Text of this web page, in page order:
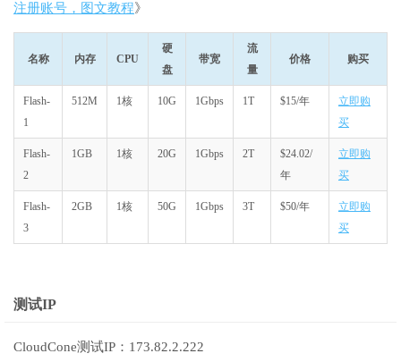
注册账号，图文教程》
名称 内存 CPU
硬
盘
带宽
流
量
价格 购买
Flash-
1
512M 1核 10G 1Gbps 1T $15/年
立即购
买
Flash-
2
1GB 1核 20G 1Gbps 2T
$24.02/
年
立即购
买
Flash-
3
2GB 1核 50G 1Gbps 3T $50/年
立即购
买
测试IP
CloudCone测试IP：173.82.2.222